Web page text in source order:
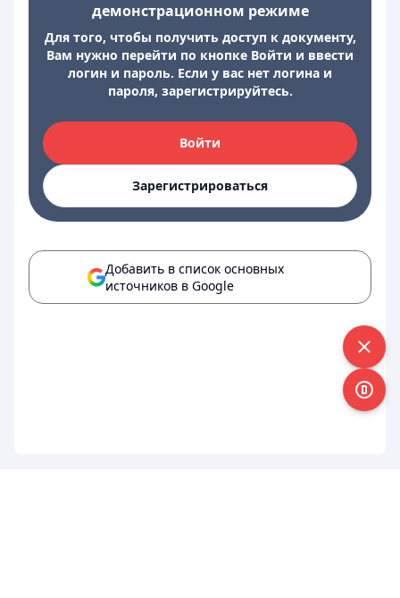
демонстрационном режиме
Для того, чтобы получить доступ к документу,
Вам нужно перейти по кнопке Войти и ввести
логин и пароль. Если у вас нет логина и
пароля, зарегистрируйтесь.
Войти
Зарегистрироваться
Добавить в список основных
источников в Google